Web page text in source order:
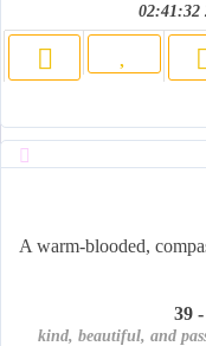
A warm-blooded,
kind, beautiful, and